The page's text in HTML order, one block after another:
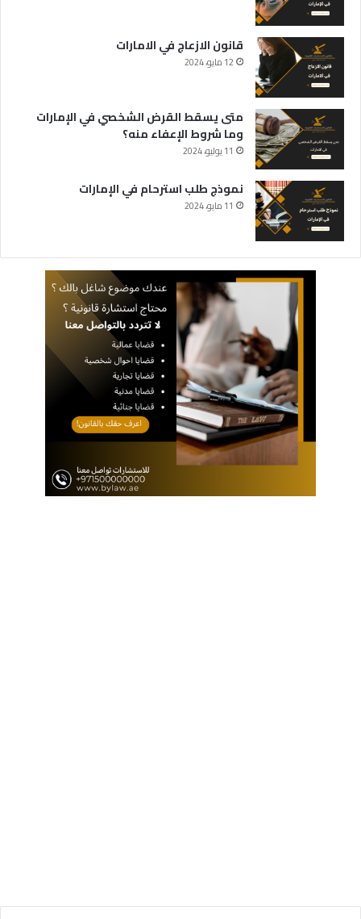
قانون الازعاج في الامارات
12 مايو، 2024
متى يسقط القرض الشخصي في الإمارات
وما شروط الإعفاء منه؟
11 يوليو، 2024
نموذج طلب استرحام في الإمارات
11 مايو، 2024